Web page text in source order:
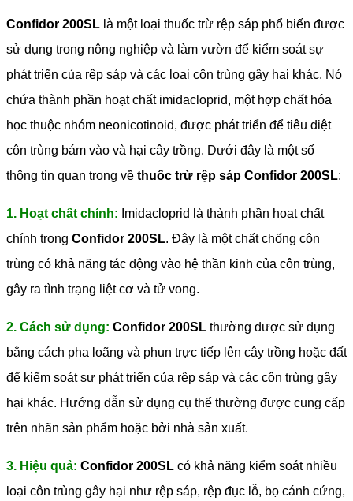
Confidor 200SL là một loại thuốc trừ rệp sáp phổ biến được
sử dụng trong nông nghiệp và làm vườn để kiểm soát sự
phát triển của rệp sáp và các loại côn trùng gây hại khác. Nó
chứa thành phần hoạt chất imidacloprid, một hợp chất hóa
học thuộc nhóm neonicotinoid, được phát triển để tiêu diệt
côn trùng bám vào và hại cây trồng. Dưới đây là một số
thông tin quan trọng về thuốc trừ rệp sáp Confidor 200SL:
1. Hoạt chất chính: Imidacloprid là thành phần hoạt chất
chính trong Confidor 200SL. Đây là một chất chống côn
trùng có khả năng tác động vào hệ thần kinh của côn trùng,
gây ra tình trạng liệt cơ và tử vong.
2. Cách sử dụng: Confidor 200SL thường được sử dụng
bằng cách pha loãng và phun trực tiếp lên cây trồng hoặc đất
để kiểm soát sự phát triển của rệp sáp và các côn trùng gây
hại khác. Hướng dẫn sử dụng cụ thể thường được cung cấp
trên nhãn sản phẩm hoặc bởi nhà sản xuất.
3. Hiệu quả: Confidor 200SL có khả năng kiểm soát nhiều
loại côn trùng gây hại như rệp sáp, rệp đục lỗ, bọ cánh cứng,